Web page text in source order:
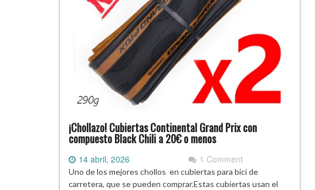
¡Chollazo! Cubiertas Continental Grand Prix con
compuesto Black Chili a 20€ o menos
14 abril, 2026 1 Comment
Uno de los mejores chollos en cubiertas para bici de
carretera, que se pueden comprar.Estas cubiertas usan el